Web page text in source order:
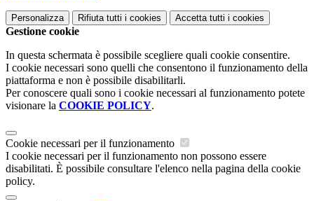
Personalizza Rifiuta tutti i cookies Accetta tutti i cookies
Gestione cookie
In questa schermata è possibile scegliere quali cookie consentire.
I cookie necessari sono quelli che consentono il funzionamento della
piattaforma e non è possibile disabilitarli.
Per conoscere quali sono i cookie necessari al funzionamento potete
visionare la COOKIE POLICY.
Cookie necessari per il funzionamento
I cookie necessari per il funzionamento non possono essere
disabilitati. È possibile consultare l'elenco nella pagina della cookie
policy.